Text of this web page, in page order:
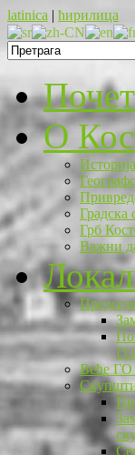
latinica | ћирилица
O
Градска
Грб
Важни
ГО
Веће ГО